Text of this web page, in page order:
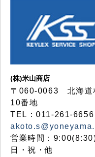
(株)米山商店
〒060-0063 北海道
10番地
TEL：011-261-
営業時間：
日・祝・他